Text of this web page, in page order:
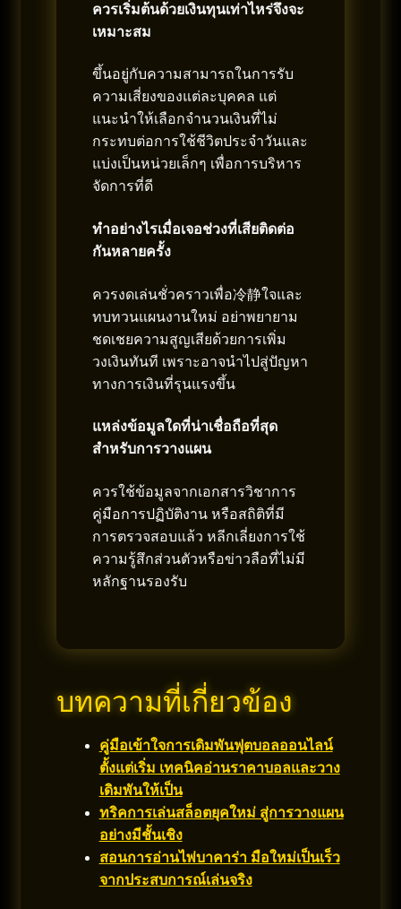
ควรเริ่มต้นด้วยเงินทุนเท่าไหร่จึงจะ
เหมาะสม
ขึ้นอยู่กับความสามารถในการรับ
ความเสี่ยงของแต่ละบุคคล แต่
แนะนำให้เลือกจำนวนเงินที่ไม่
กระทบต่อการใช้ชีวิตประจำวันและ
แบ่งเป็นหน่วยเล็กๆ เพื่อการบริหาร
จัดการที่ดี
ทำอย่างไรเมื่อเจอช่วงที่เสียติดต่อ
กันหลายครั้ง
ควรงดเล่นชั่วคราวเพื่อ冷静ใจและ
ทบทวนแผนงานใหม่ อย่าพยายาม
ชดเชยความสูญเสียด้วยการเพิ่ม
วงเงินทันที เพราะอาจนำไปสู่ปัญหา
ทางการเงินที่รุนแรงขึ้น
แหล่งข้อมูลใดที่น่าเชื่อถือที่สุด
สำหรับการวางแผน
ควรใช้ข้อมูลจากเอกสารวิชาการ
คู่มือการปฏิบัติงาน หรือสถิติที่มี
การตรวจสอบแล้ว หลีกเลี่ยงการใช้
ความรู้สึกส่วนตัวหรือข่าวลือที่ไม่มี
หลักฐานรองรับ
บทความที่เกี่ยวข้อง
คู่มือเข้าใจการเดิมพันฟุตบอลออนไลน์
ตั้งแต่เริ่ม เทคนิคอ่านราคาบอลและวาง
เดิมพันให้เป็น
ทริคการเล่นสล็อตยุคใหม่ สู่การวางแผน
อย่างมีชั้นเชิง
สอนการอ่านไพ่บาคาร่า มือใหม่เป็นเร็ว
จากประสบการณ์เล่นจริง